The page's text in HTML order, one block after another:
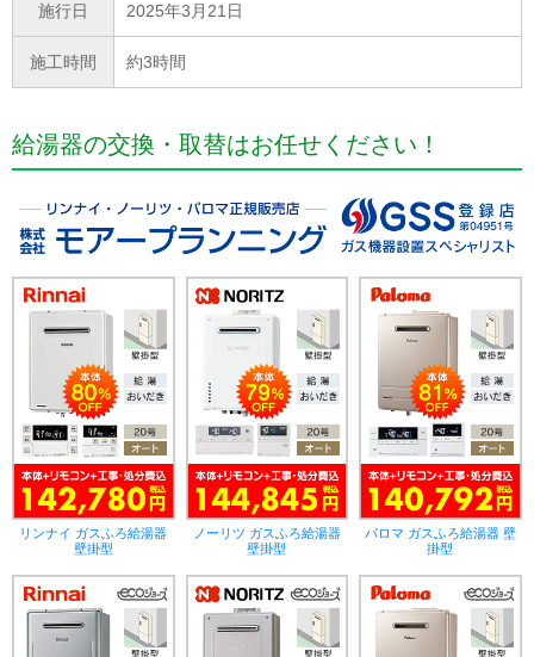
施行日 2025年3月21日
施工時間 約3時間
給湯器の交換・取替はお任せください！
リンナイ ガスふろ給湯器
壁掛型
ノーリツ ガスふろ給湯器
壁掛型
パロマ ガスふろ給湯器 壁
掛型